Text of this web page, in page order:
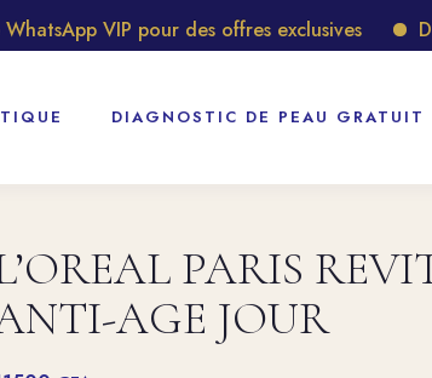
VIP pour des offres exclusives
DIAGNOSTIC DE PEAU GRATUIT
PARIS
AGE JOUR